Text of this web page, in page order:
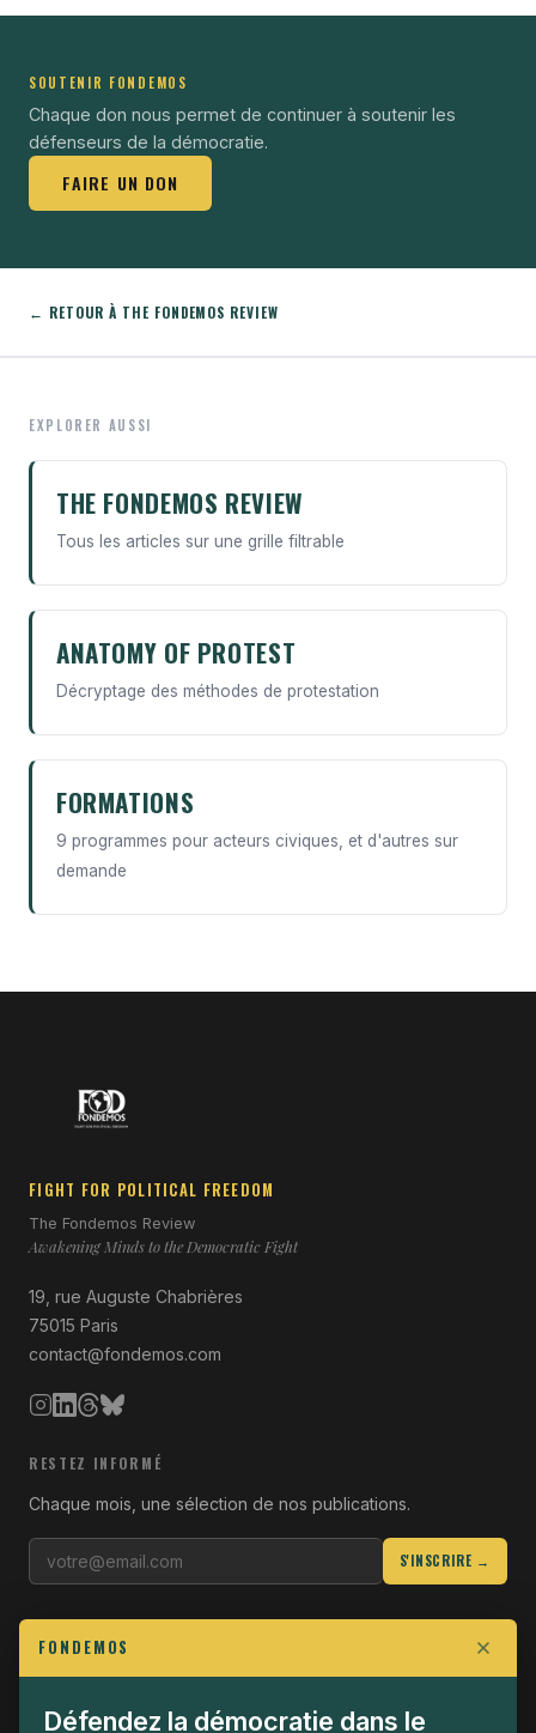
SOUTENIR FONDEMOS
Chaque don nous permet de continuer à soutenir les
défenseurs de la démocratie.
FAIRE UN DON
← RETOUR À THE FONDEMOS REVIEW
EXPLORER AUSSI
THE FONDEMOS REVIEW
Tous les articles sur une grille filtrable
ANATOMY OF PROTEST
Décryptage des méthodes de protestation
FORMATIONS
9 programmes pour acteurs civiques, et d'autres sur
demande
FIGHT FOR POLITICAL FREEDOM
The Fondemos Review
Awakening Minds to the Democratic Fight
19, rue Auguste Chabrières
75015 Paris
contact@fondemos.com
RESTEZ INFORMÉ
Chaque mois, une sélection de nos publications.
S'INSCRIRE →
Qui sommes-nous
Join the Fight
FONDEMOS
Défendez la démocratie dans le